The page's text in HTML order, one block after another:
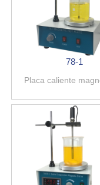
78-1
Placa caliente